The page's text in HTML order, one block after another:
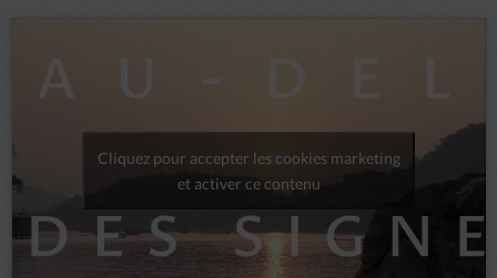
Cliquez pour accepter les cookies marketing
et activer ce contenu